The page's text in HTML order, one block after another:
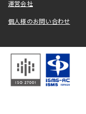
運営会社
個人様のお問い合わせ